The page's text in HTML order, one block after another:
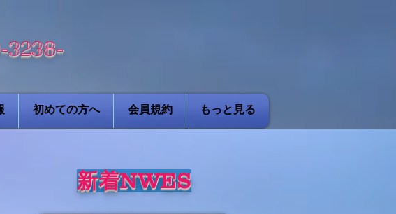
3238-
初めての方へ 会員規約 もっと見る
新着NWES